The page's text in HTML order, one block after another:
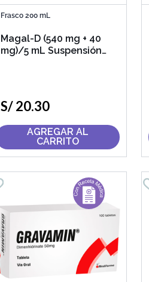
Frasco 200 mL
Magal-D (540 mg + 40
mg)/5 mL Suspensión
S/20.30
AGREGAR AL
CARRITO